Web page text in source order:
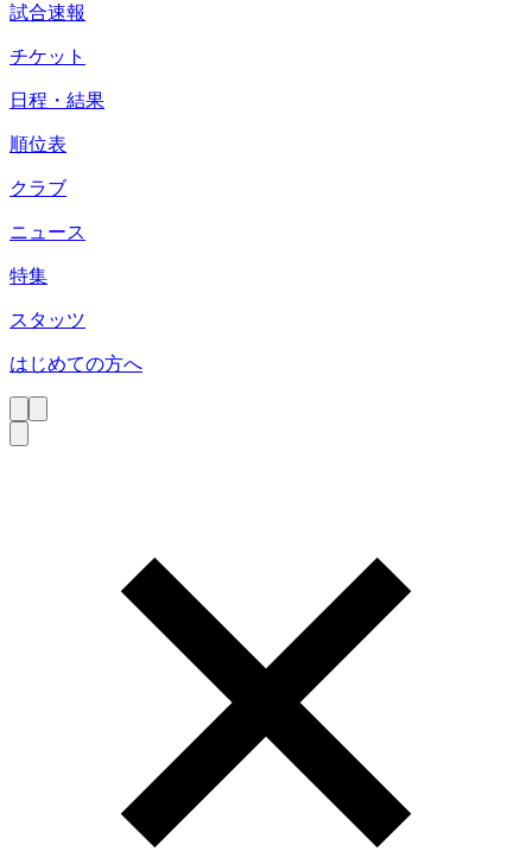
試合速報
チケット
日程・結果
順位表
クラブ
ニュース
特集
スタッツ
はじめての方へ